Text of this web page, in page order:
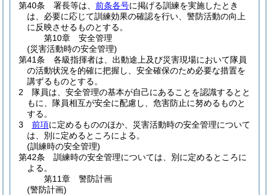
第40条
署長等は、 前条各号に掲げる訓練を実施したとき
は、必要に応じて訓練効果の確認を行い、警防活動の向上
に反映させるものとする。
第10章
安全管理
(災害活動時の安全管理)
第41条
各級指揮者は、出動途上及び災害現場において隊員
の活動状況を的確に把握し、安全確保のため必要な措置を
講ずるものとする。
2
隊員は、安全管理の基本が自己にあることを認識するとと
もに、隊員相互が安全に配慮し、危害防止に努めるものと
する。
3
前項に定めるもののほか、災害活動時の安全管理について
は、別に定めるところによる。
(訓練時の安全管理)
第42条
訓練時の安全管理については、別に定めるところに
よる。
第11章
警防計画
(警防計画)